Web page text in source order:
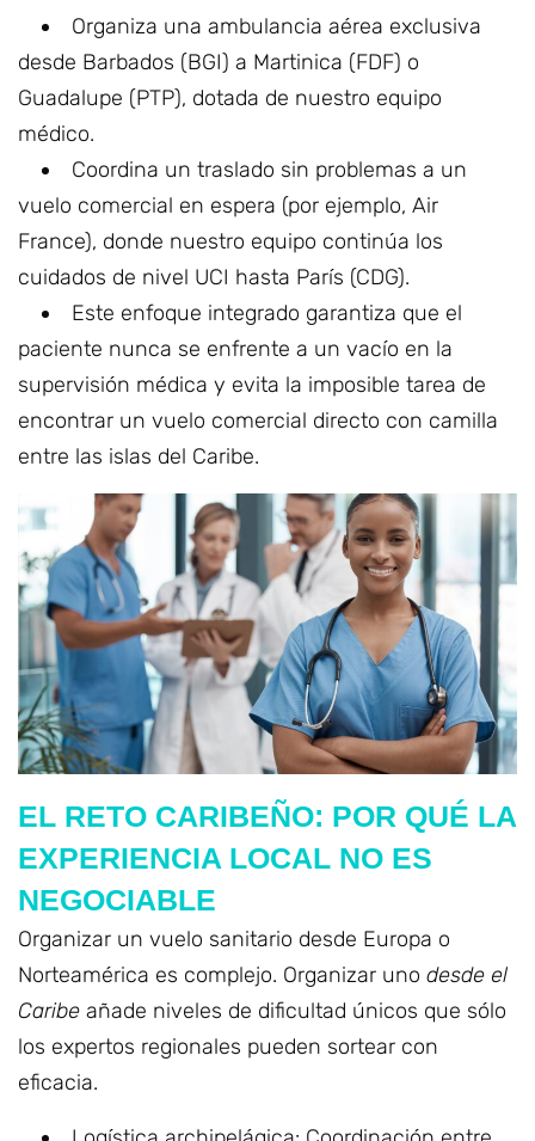
Organiza una ambulancia aérea exclusiva
desde Barbados (BGI) a Martinica (FDF) o
Guadalupe (PTP), dotada de nuestro equipo
médico.
Coordina un traslado sin problemas a un
vuelo comercial en espera (por ejemplo, Air
France), donde nuestro equipo continúa los
cuidados de nivel UCI hasta París (CDG).
Este enfoque integrado garantiza que el
paciente nunca se enfrente a un vacío en la
supervisión médica y evita la imposible tarea de
encontrar un vuelo comercial directo con camilla
entre las islas del Caribe.
EL RETO CARIBEÑO: POR QUÉ LA
EXPERIENCIA LOCAL NO ES
NEGOCIABLE
Organizar un vuelo sanitario desde Europa o
Norteamérica es complejo. Organizar uno desde el
Caribe añade niveles de dificultad únicos que sólo
los expertos regionales pueden sortear con
eficacia.